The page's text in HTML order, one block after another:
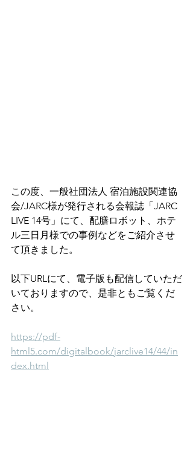
この度、一般社団法人 宿泊施設関連協
会/JARC様が発行される会報誌「JARC
LIVE 14号」にて、配膳ロボット、ホテ
ル三日月様での事例などをご紹介させ
て頂きました。
以下URLにて、電子版も配信していただ
いておりますので、是非ともご覧くだ
さい。
https://pdf-
html5.com/digitalbook/jarclive14/44/in
dex.html